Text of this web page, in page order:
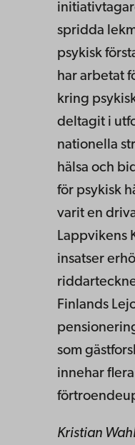
spridda
psykisk
har arbetat
kring
deltagit i
nationella
hälsa och
för psykisk
varit en
Lappvikens
insatser
Finlands
som
innehar flera
Kristian